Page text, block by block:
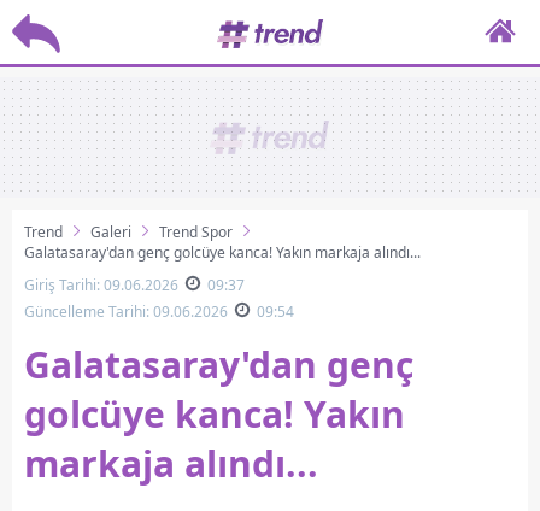
Trend Galeri
Trend Spor
Galatasaray'dan genç golcüye kanca! Yakın markaja alındı...
Giriş Tarihi: 09.06.2026
09:37
Güncelleme Tarihi: 09.06.2026
09:54
Galatasaray'dan genç
golcüye kanca! Yakın
markaja alındı...